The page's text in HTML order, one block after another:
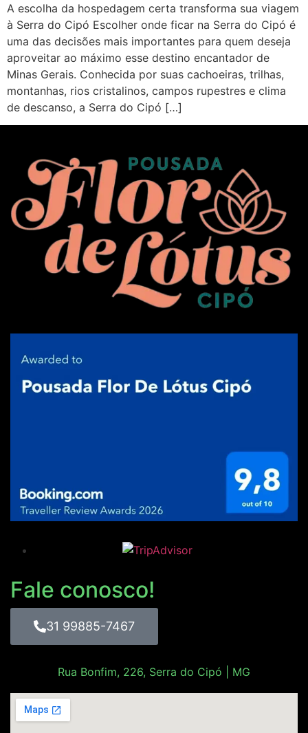
A escolha da hospedagem certa transforma sua viagem
à Serra do Cipó Escolher onde ficar na Serra do Cipó é
uma das decisões mais importantes para quem deseja
aproveitar ao máximo esse destino encantador de
Minas Gerais. Conhecida por suas cachoeiras, trilhas,
montanhas, rios cristalinos, campos rupestres e clima
de descanso, a Serra do Cipó […]
Fale conosco!
31 99885-7467
Rua Bonfim, 226, Serra do Cipó | MG